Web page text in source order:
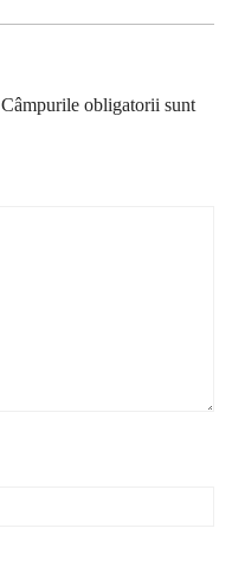
Câmpurile obligatorii sunt